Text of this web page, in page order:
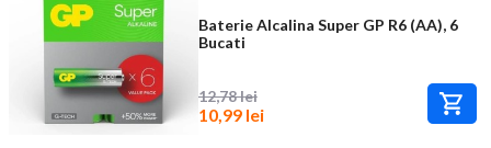
Baterie Alcalina Super GP R6 (AA), 6
Bucati
12,78 lei
10,99 lei